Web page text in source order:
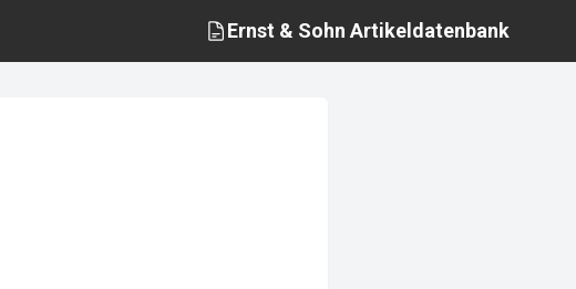
Ernst & Sohn Artikeldatenbank